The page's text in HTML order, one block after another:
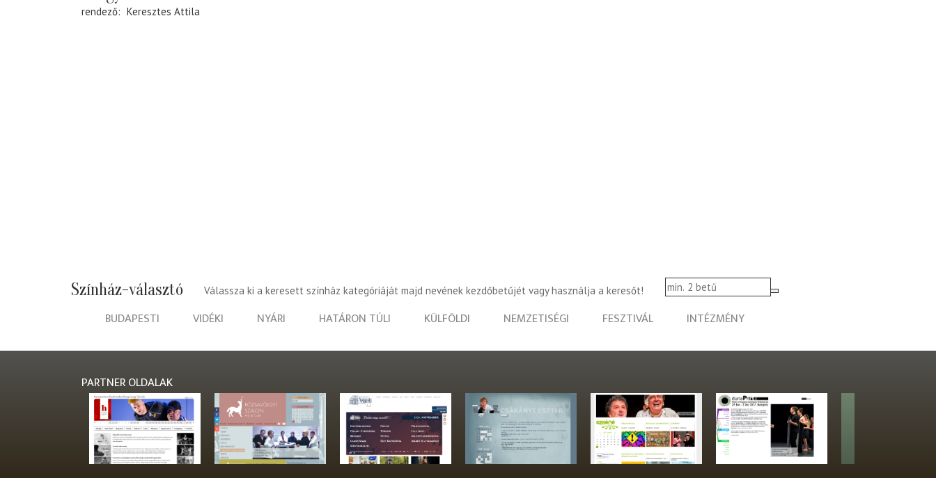
rendező Keresztes Attila
Színház-választó Válassza ki a keresett színház kategóriáját majd nevének kezdőbetűjét vagy használja a keresőt!
BUDAPESTI VIDÉKI NYÁRI HATÁRON TÚLI KÜLFÖLDI NEMZETISÉGI FESZTIVÁL INTÉZMÉNY
PARTNER OLDALAK